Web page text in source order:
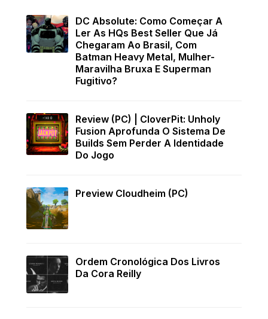
DC Absolute: Como Começar A
Ler As HQs Best Seller Que Já
Chegaram Ao Brasil, Com
Batman Heavy Metal, Mulher-
Maravilha Bruxa E Superman
Fugitivo?
Review (PC) | CloverPit: Unholy
Fusion Aprofunda O Sistema De
Builds Sem Perder A Identidade
Do Jogo
Preview Cloudheim (PC)
Ordem Cronológica Dos Livros
Da Cora Reilly